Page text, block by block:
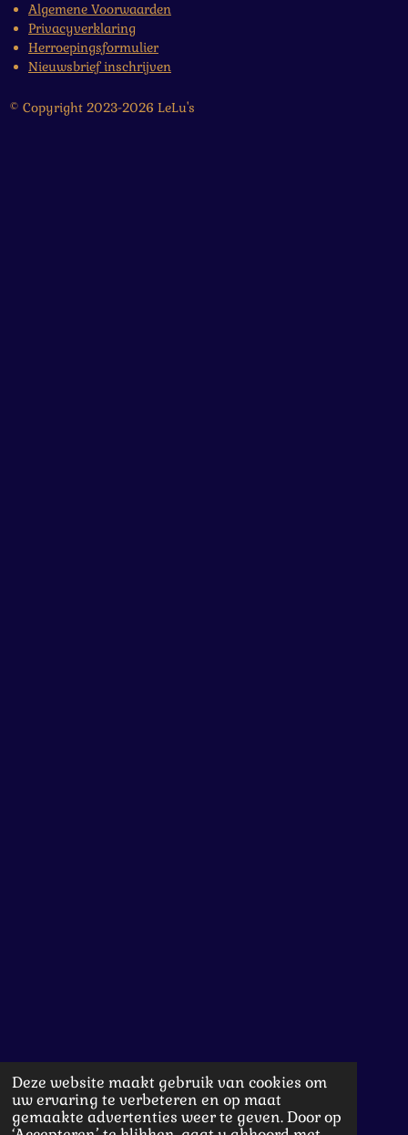
Deze website maakt gebruik van cookies om
uw ervaring te verbeteren en op maat
gemaakte advertenties weer te geven. Door op
Algemene Voorwaarden
Privacyverklaring
Herroepingsformulier
Nieuwsbrief inschrijven
© Copyright 2023-2026 LeLu's